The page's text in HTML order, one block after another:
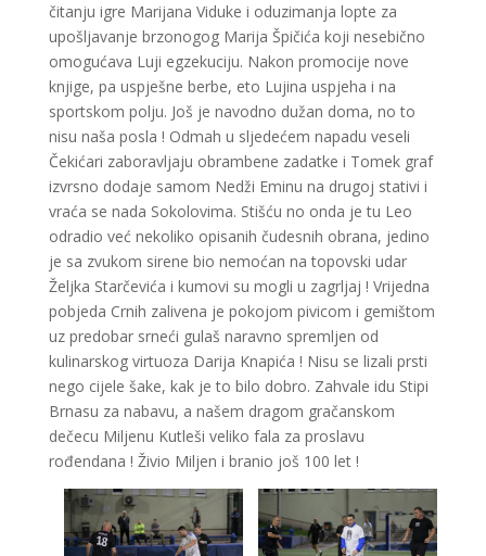
čitanju igre Marijana Viduke i oduzimanja lopte za
upošljavanje brzonogog Marija Špičića koji nesebično
omogućava Luji egzekuciju. Nakon promocije nove
knjige, pa uspješne berbe, eto Lujina uspjeha i na
sportskom polju. Još je navodno dužan doma, no to
nisu naša posla ! Odmah u sljedećem napadu veseli
Čekićari zaboravljaju obrambene zadatke i Tomek graf
izvrsno dodaje samom Nedži Eminu na drugoj stativi i
vraća se nada Sokolovima. Stišću no onda je tu Leo
odradio već nekoliko opisanih čudesnih obrana, jedino
je sa zvukom sirene bio nemoćan na topovski udar
Željka Starčevića i kumovi su mogli u zagrljaj ! Vrijedna
pobjeda Crnih zalivena je pokojom pivicom i gemištom
uz predobar srneći gulaš naravno spremljen od
kulinarskog virtuoza Darija Knapića ! Nisu se lizali prsti
nego cijele šake, kak je to bilo dobro. Zahvale idu Stipi
Brnasu za nabavu, a našem dragom gračanskom
dečecu Miljenu Kutleši veliko fala za proslavu
rođendana ! Živio Miljen i branio još 100 let !